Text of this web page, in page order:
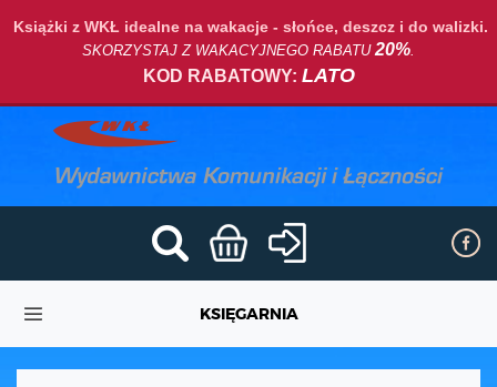
Książki z WKŁ idealne na wakacje - słońce, deszcz i do walizki.
SKORZYSTAJ Z WAKACYJNEGO RABATU20%.
KOD RABATOWY: LATO
KSIĘGARNIA